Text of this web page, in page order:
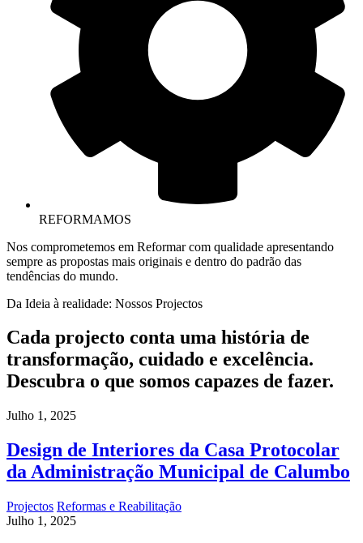
REFORMAMOS
Nos comprometemos em Reformar com qualidade apresentando
sempre as propostas mais originais e dentro do padrão das
tendências do mundo.
Da Ideia à realidade: Nossos Projectos
Cada projecto conta uma história de
transformação, cuidado e excelência.
Descubra o que somos capazes de fazer.
Julho 1, 2025
Design de Interiores da Casa Protocolar
da Administração Municipal de Calumbo
Projectos Reformas e Reabilitação
Julho 1, 2025